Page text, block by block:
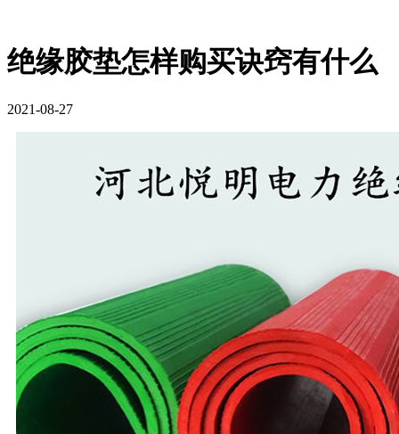
绝缘胶垫怎样购买诀窍有什么
2021-08-27